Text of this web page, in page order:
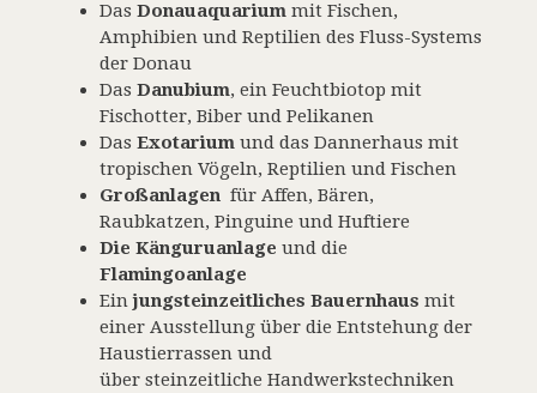
Das Donauaquarium mit Fischen,
Amphibien und Reptilien des Fluss-Systems
der Donau
Das Danubium, ein Feuchtbiotop mit
Fischotter, Biber und Pelikanen
Das Exotarium und das Dannerhaus mit
tropischen Vögeln, Reptilien und Fischen
Großanlagen für Affen, Bären,
Raubkatzen, Pinguine und Huftiere
Die Känguruanlage und die
Flamingoanlage
Einjungsteinzeitliches Bauernhaus mit
einer Ausstellung über die Entstehung der
Haustierrassen und
über steinzeitliche Handwerkstechniken